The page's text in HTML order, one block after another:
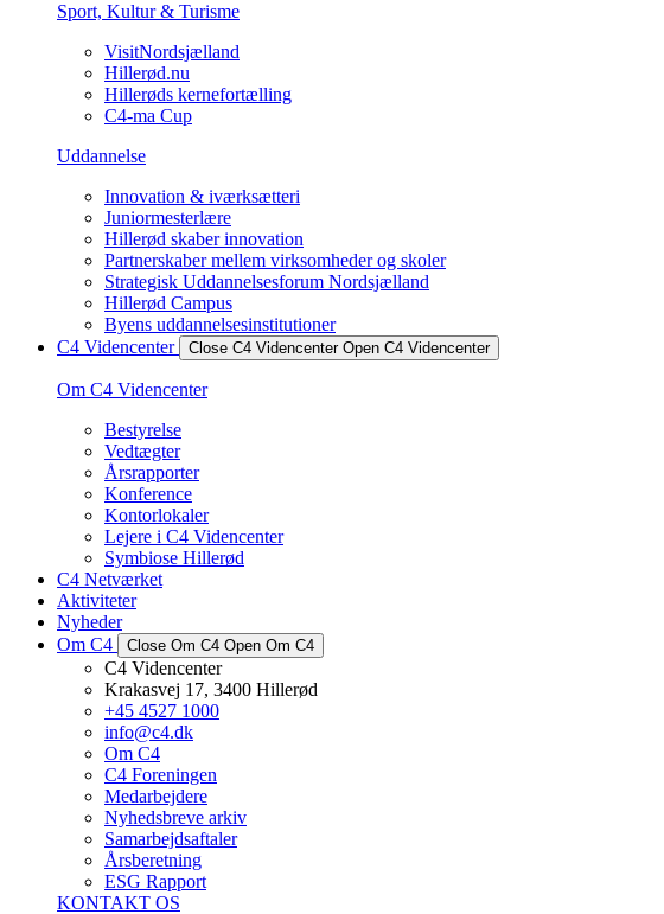
Sport, Kultur & Turisme
VisitNordsjælland
Hillerød.nu
Hillerøds kernefortælling
C4-ma Cup
Uddannelse
Innovation & iværksætteri
Juniormesterlære
Hillerød skaber innovation
Partnerskaber mellem virksomheder og skoler
Strategisk Uddannelsesforum Nordsjælland
Hillerød Campus
Byens uddannelsesinstitutioner
C4 Videncenter
Close C4 Videncenter Open C4 Videncenter
Om C4 Videncenter
Bestyrelse
Vedtægter
Årsrapporter
Konference
Kontorlokaler
Lejere i C4 Videncenter
Symbiose Hillerød
C4 Netværket
Aktiviteter
Nyheder
Om C4
Close Om C4 Open Om C4
C4 Videncenter
Krakasvej 17, 3400 Hillerød
+45 4527 1000
info@c4.dk
Om C4
C4 Foreningen
Medarbejdere
Nyhedsbreve arkiv
Samarbejdsaftaler
Årsberetning
ESG Rapport
KONTAKT OS